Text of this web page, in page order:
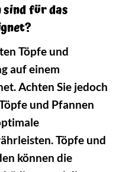
sind für das
Töpfe und
auf einem
Achten Sie jedoch
und Pfannen
Töpfe und
können die